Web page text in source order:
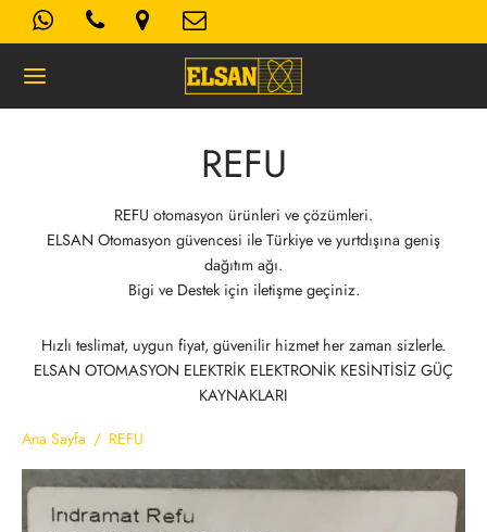
REFU
REFU otomasyon ürünleri ve çözümleri.
ELSAN Otomasyon güvencesi ile Türkiye ve yurtdışına geniş
dağıtım ağı.
Bigi ve Destek için iletişme geçiniz.
Hızlı teslimat, uygun fiyat, güvenilir hizmet her zaman sizlerle.
ELSAN OTOMASYON ELEKTRİK ELEKTRONİK KESİNTİSİZ GÜÇ
KAYNAKLARI
Ana Sayfa / REFU
Politikası